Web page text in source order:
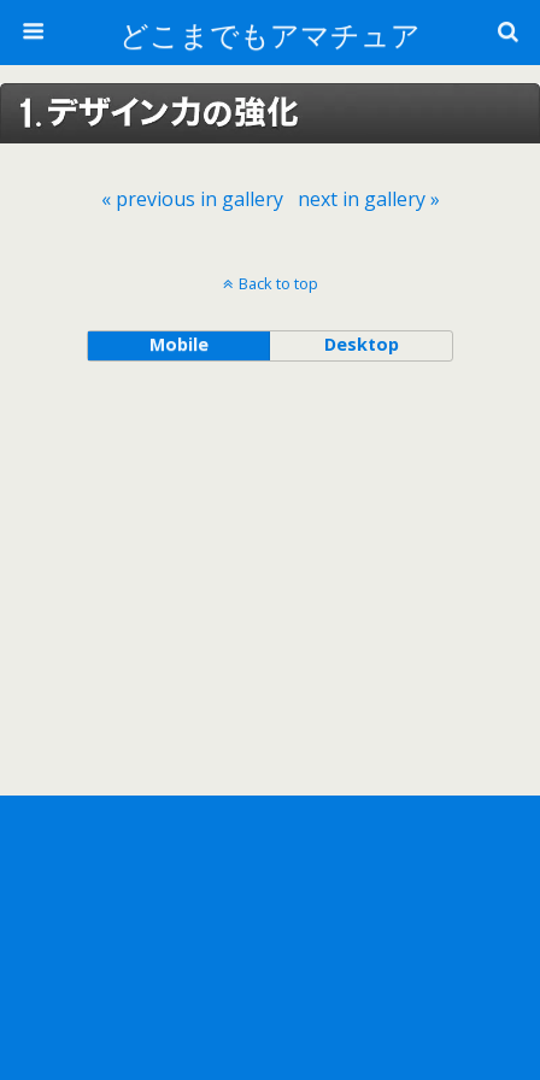
どこまでもアマチュア
« previous in gallery next in gallery »
Back to top
Mobile Desktop